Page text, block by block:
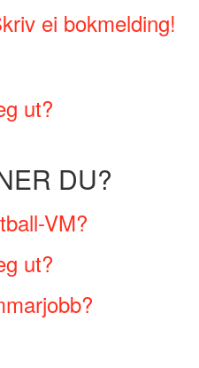
ei bokmelding!
ut?
DU?
VM?
ut?